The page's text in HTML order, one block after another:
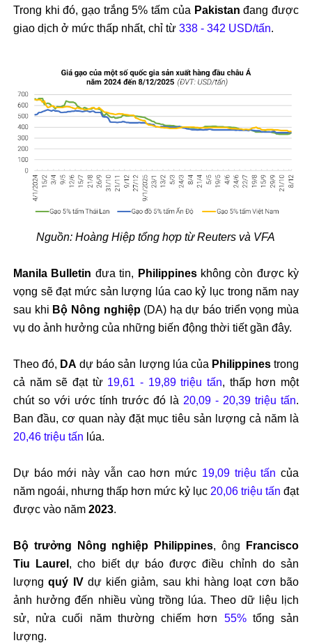
Trong khi đó, gạo trắng 5% tấm của Pakistan đang được
giao dịch ở mức thấp nhất, chỉ từ 338 - 342 USD/tấn.
Nguồn: Hoàng Hiệp tổng hợp từ Reuters và VFA
Manila Bulletin đưa tin, Philippineskhông còn được kỳ
vọng sẽ đạt mức sản lượng lúa cao kỷ lục trong năm nay
sau khi Bộ Nông nghiệp(DA) hạ dự báo triển vọng mùa
vụ do ảnh hưởng của những biến động thời tiết gần đây.
Theo đó, DA dự báo sản lượng lúa của Philippinestrong
cả năm sẽ đạt từ19,61 - 19,89 triệu tấn, thấp hơn một
chút so với ước tính trước đó là 20,09 - 20,39 triệu tấn.
Ban đầu, cơ quan này đặt mục tiêu sản lượng cả năm là
20,46 triệu tấn lúa.
Dự báo mới này vẫn cao hơn mức 19,09 triệu tấn của
năm ngoái, nhưng thấp hơn mức kỷ lục 20,06 triệu tấn đạt
được vào năm 2023.
Bộ trưởng Nông nghiệp Philippines, ông Francisco
Tiu Laurel , cho biết dự báo được điều chỉnh do sản
lượngquý IVdự kiến giảm, sau khi hàng loạt cơn bão
ảnh hưởng đến nhiều vùng trồng lúa. Theo dữ liệu lịch
sử, nửa cuối năm thường chiếm hơn 55%tổng sản
lượng.